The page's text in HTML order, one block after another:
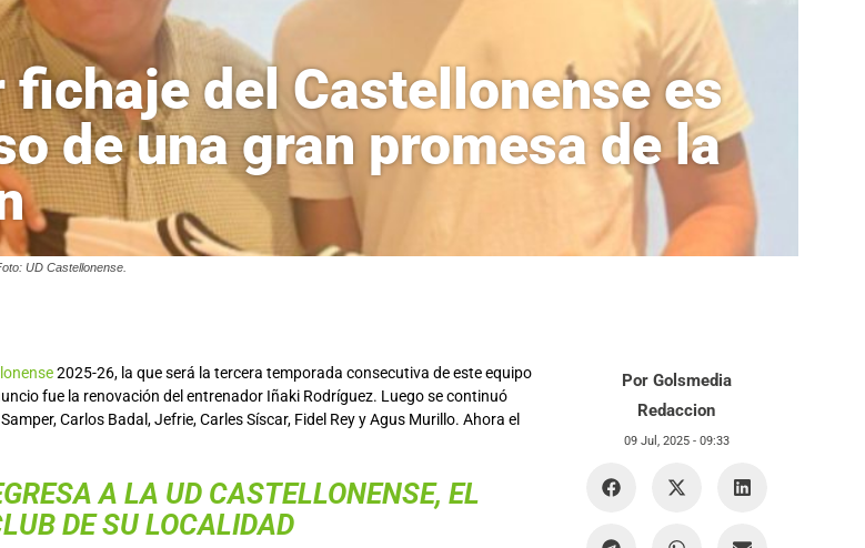
fichaje del Castellonense es
de una gran promesa de la
UD Castellonense.
2025-26, la que será la tercera temporada consecutiva de este equipo
fue la renovación del entrenador Iñaki Rodríguez. Luego se continuó
Carlos Badal, Jefrie, Carles Síscar, Fidel Rey y Agus Murillo. Ahora el
A LA UD CASTELLONENSE, EL
DE SU LOCALIDAD
Por Golsmedia
Redaccion
09 Jul, 2025 - 09:33